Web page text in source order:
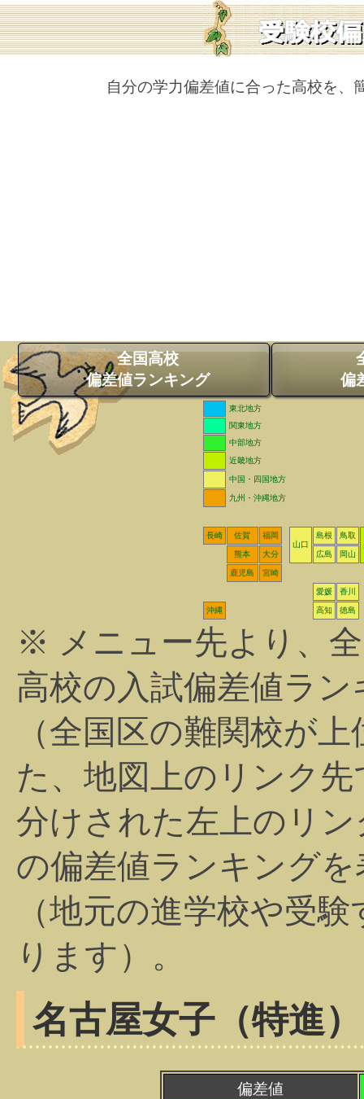
自分の学力偏差値に合った高校を、
全国高校
偏差値ランキング
偏
東北地方
関東地方
中部地方
近畿地方
中国・四国地方
九州・沖縄地方
長崎 佐賀
福岡
山口
島根
鳥取
熊本
大分 広島 岡山
鹿児島 宮崎
愛媛 香川
沖縄 高知 徳島
※ メニュー先より、
高校の入試偏差値ラ
（全国区の難関校が
た、地図上のリンク
分けされた左上のリ
の偏差値ランキング
（地元の進学校や受
ります）。
名古屋女子（特進）
偏差値